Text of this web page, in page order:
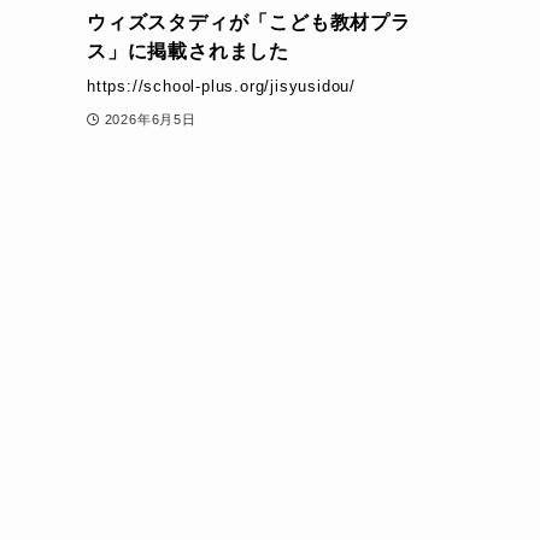
ウィズスタディが「こども教材プラ
ス」に掲載されました
https://school-plus.org/jisyusidou/
2026年6月5日